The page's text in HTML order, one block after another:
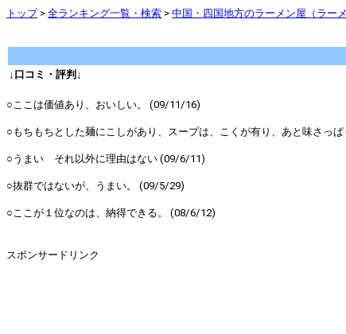
トップ> 全ランキング一覧・検索 > 中国・四国地方のラーメン屋（ラー
↓口コミ・評判↓
○ここは価値あり、おいしい。 (09/11/16)
○もちもちとした麺にこしがあり、スープは、こくが有り、あと味さっ
○うまい それ以外に理由はない (09/6/11)
○抜群ではないが、うまい。 (09/5/29)
○ここが１位なのは、納得できる。 (08/6/12)
スポンサードリンク